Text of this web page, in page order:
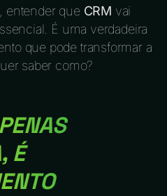
entender que CRM vai
É uma verdadeira
que pode transformar a
saber como?
É